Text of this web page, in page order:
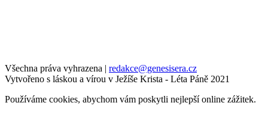
Všechna práva vyhrazena | redakce@genesisera.cz
Vytvořeno s láskou a vírou v Ježíše Krista - Léta Páně 2021
Používáme cookies, abychom vám poskytli nejlepší online zážitek.